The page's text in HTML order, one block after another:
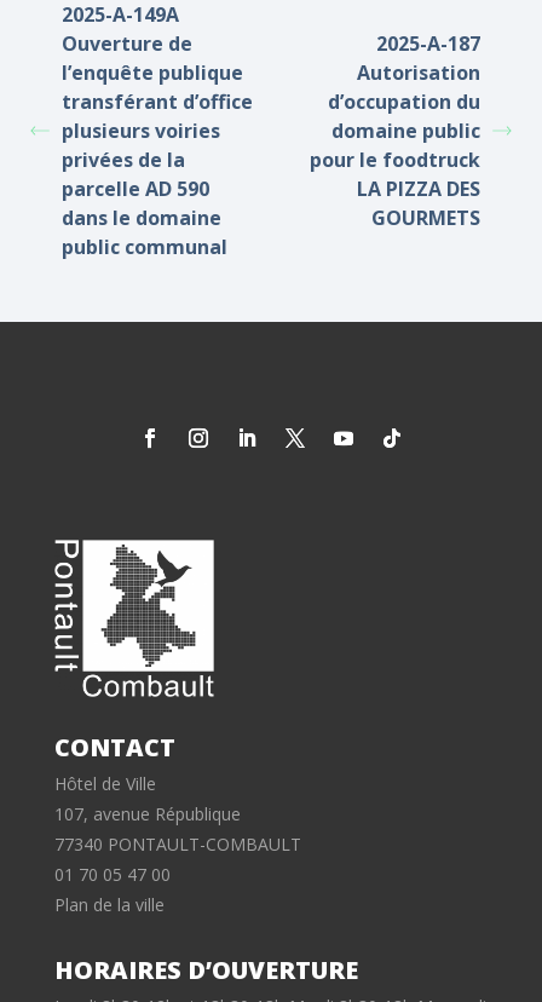
2025-A-149A
Ouverture de
l’enquête publique
transférant d’office
plusieurs voiries
privées de la
parcelle AD 590
dans le domaine
public communal
2025-A-187
Autorisation
d’occupation du
domaine public
pour le foodtruck
LA PIZZA DES
GOURMETS
CONTACT
Hôtel de Ville
107, avenue République
77340 PONTAULT-COMBAULT
01 70 05 47 00
Plan de la ville
HORAIRES D’OUVERTURE